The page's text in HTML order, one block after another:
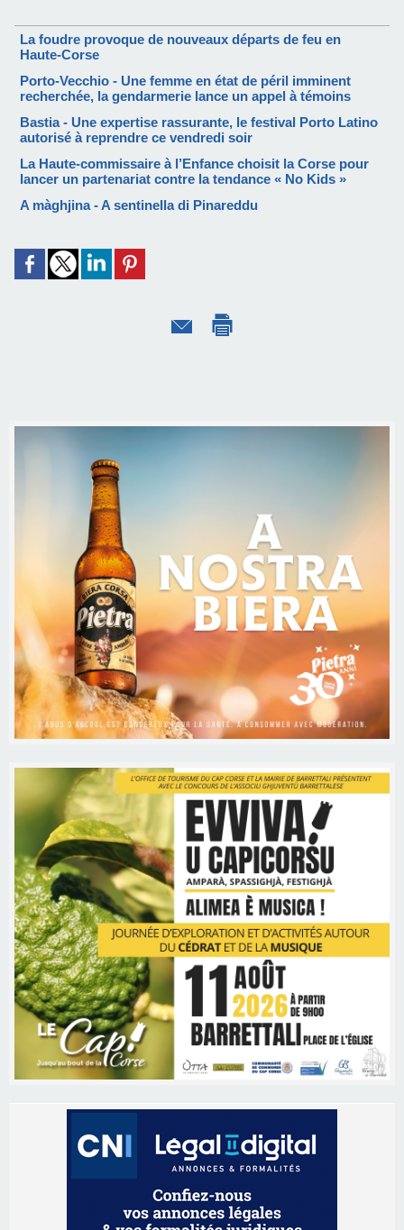
La foudre provoque de nouveaux départs de feu en
Haute-Corse
Porto-Vecchio - Une femme en état de péril imminent
recherchée, la gendarmerie lance un appel à témoins
Bastia - Une expertise rassurante, le festival Porto Latino
autorisé à reprendre ce vendredi soir
La Haute-commissaire à l’Enfance choisit la Corse pour
lancer un partenariat contre la tendance « No Kids »
A màghjina - A sentinella di Pinareddu